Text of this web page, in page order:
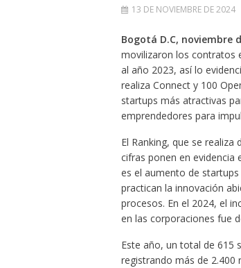
13 DE NOVIEMBRE DE 2024
Bogotá D.C, noviembre
movilizaron los contratos
al año 2023, así lo
realiza Connect y 100
startups más atractivas
emprendedores para
El Ranking, que se
cifras ponen en evidencia
es el aumento de
practican la innovación
procesos. En el 2024, el
en las corporaciones fue
Este año, un total de 615
registrando más de